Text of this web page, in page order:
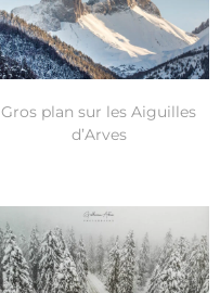
Gros plan sur les Aiguilles
d’Arves